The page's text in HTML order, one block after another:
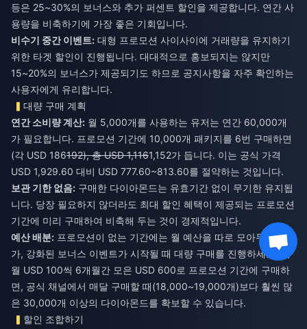
등은 25~30%의 보너스와 추가 퍼센트 할인을 제공합니다. 연간 사
용량을 비축하기에 가장 좋은 기회입니다.
비수기 중간 이벤트: 대형 프로모션 사이사이에 거래량을 유지하기
위한 타겟 할인이 진행됩니다. 대대적으로 홍보되지는 않지만
15~20%의 보너스가 제공되기도 하므로 공지사항을 자주 확인하는
사용자에게 유리합니다.
대량 구매 계획
연간 소비량 계산: 월 5,000개를 사용하는 유저는 연간 60,000개
가 필요합니다. 프로모션 기간에 10,000개 패키지를 6번 구매하면
(각 USD 186192), 총 USD 1,1161,152가 듭니다. 이는 공식 가격
USD 1,929.60 대비 USD 777.60~813.60를 절약하는 것입니다.
보관 기한 없음: 구매한 다이아몬드는 유효기간 없이 무기한 유지됩
니다. 당장 필요하지 않더라도 최대 할인 혜택이 제공되는 프로모션
기간에 미리 구매하여 비축해 두는 것이 경제적입니다.
예산 배분: 프로모션이 없는 기간에는 월 예산을 따로 모아두었다
가, 강화된 보너스 이벤트가 시작될 때 대량 구매를 진행하세요. 매
월 USD 100씩 6개월간 모은 USD 600로 프로모션 기간에 구매하
면, 공식 채널에서 매달 구매할 때(18,000~19,000개)보다 훨씬 많
은 30,000개 이상의 다이아몬드를 확보할 수 있습니다.
할인 조합하기